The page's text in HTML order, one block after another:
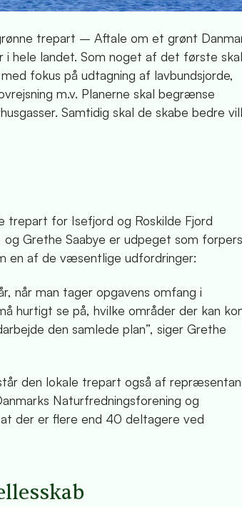
trepart – Aftale om et grønt
hele landet. Som noget af det første
fokus på udtagning af lavbundsjorde,
m.v. Planerne skal begrænse
Samtidig skal de skabe bedre
trepart for Isefjord og Roskilde Fjord
Grethe Saabye er udpeget som
en af de væsentlige udfordringer:
når man tager opgavens omfang i
hurtigt se på, hvilke områder der kan
den samlede plan”, siger Grethe
den lokale trepart også af
Naturfredningsforening og
der er flere end 40 deltagere ved